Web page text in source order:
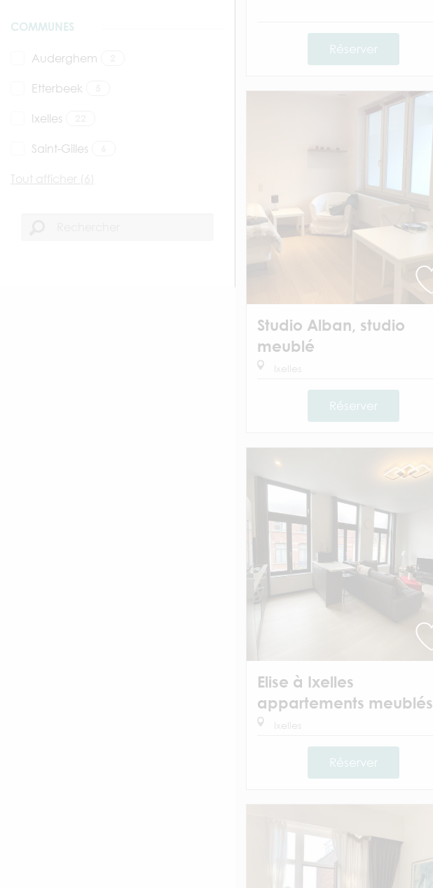
COMMUNES
Auderghem
Etterbeek
Ixelles
Saint-Gilles
Tout afficher (6)
Réserver
Studio Alban, studio
meublé
Ixelles
Réserver
Elise à Ixelles
appartements meublés
Ixelles
Réserver